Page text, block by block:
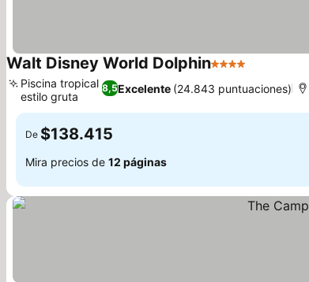
Walt Disney World Dolphin4 Estrellas
8,5Excelente (24.843 puntuaciones)
Piscina tropical
estilo gruta
De $138.415
Mira precios de 12 páginas